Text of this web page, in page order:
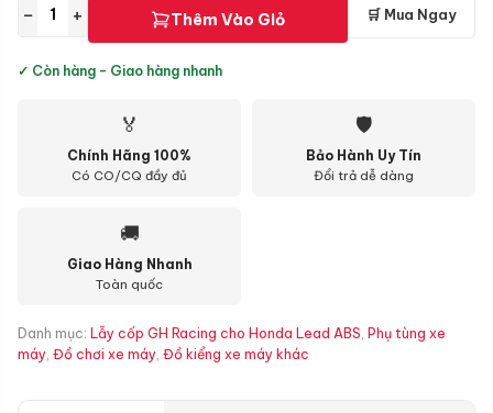
− + Thêm Vào Giỏ 🛒 Mua Ngay
✓ Còn hàng - Giao hàng nhanh
🏅
Chính Hãng 100%
Có CO/CQ đầy đủ
🛡
Bảo Hành Uy Tín
Đổi trả dễ dàng
🚚
Giao Hàng Nhanh
Toàn quốc
Danh mục: Lẫy cốp GH Racing cho Honda Lead ABS, Phụ tùng xe
máy, Đồ chơi xe máy, Đồ kiểng xe máy khác